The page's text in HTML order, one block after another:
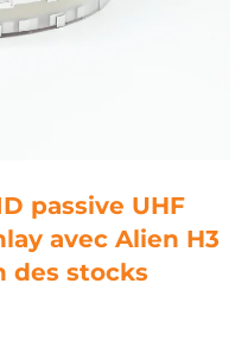
passive UHF
avec Alien H3
des stocks